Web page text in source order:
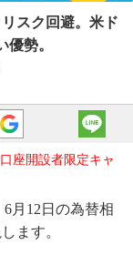
スク回避。 米ド
勢。
座開設者限定キャ
月12日の為替相
ます。